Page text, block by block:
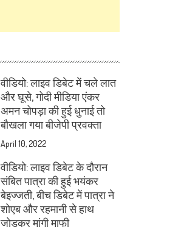
वीडियो: लाइव डिबेट में चले लात
और घूसे, गोदी मीडिया एंकर
अमन चोपड़ा की हुई धुनाई तो
बौखला गया बीजेपी प्रवक्ता
April 10, 2022
वीडियो: लाइव डिबेट के दौरान
संबित पात्रा की हुई भयंकर
बेइज्जती, बीच डिबेट में पात्रा ने
शोएब और रहमानी से हाथ
जोड़कर मांगी माफी